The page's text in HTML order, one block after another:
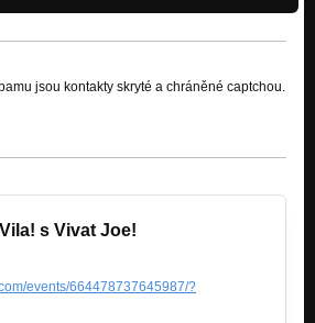
jsou kontakty skryté a chráněné captchou.
s Vivat Joe!
events/664478737645987/?